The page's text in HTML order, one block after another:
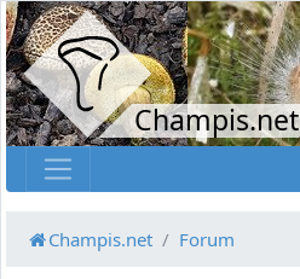
Champis.net
Champis.net Forum